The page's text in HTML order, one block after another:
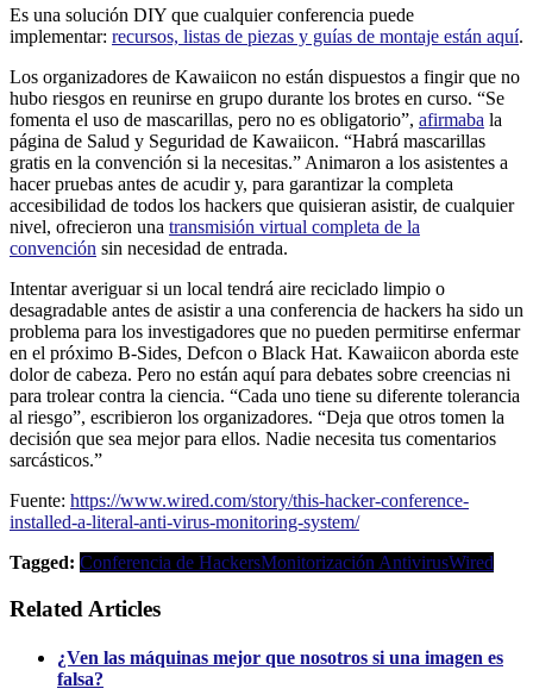
Es una solución DIY que cualquier conferencia puede
implementar: recursos, listas de piezas y guías de montaje están aquí.
Los organizadores de Kawaiicon no están dispuestos a fingir que no
hubo riesgos en reunirse en grupo durante los brotes en curso. “Se
fomenta el uso de mascarillas, pero no es obligatorio”, afirmaba la
página de Salud y Seguridad de Kawaiicon. “Habrá mascarillas
gratis en la convención si la necesitas.” Animaron a los asistentes a
hacer pruebas antes de acudir y, para garantizar la completa
accesibilidad de todos los hackers que quisieran asistir, de cualquier
nivel, ofrecieron una transmisión virtual completa de la
convención sin necesidad de entrada.
Intentar averiguar si un local tendrá aire reciclado limpio o
desagradable antes de asistir a una conferencia de hackers ha sido un
problema para los investigadores que no pueden permitirse enfermar
en el próximo B-Sides, Defcon o Black Hat. Kawaiicon aborda este
dolor de cabeza. Pero no están aquí para debates sobre creencias ni
para trolear contra la ciencia. “Cada uno tiene su diferente tolerancia
al riesgo”, escribieron los organizadores. “Deja que otros tomen la
decisión que sea mejor para ellos. Nadie necesita tus comentarios
sarcásticos.”
Fuente: https://www.wired.com/story/this-hacker-conference-
installed-a-literal-anti-virus-monitoring-system/
Tagged: Conferencia de HackersMonitorización AntivirusWired
Related Articles
¿Ven las máquinas mejor que nosotros si una imagen es
falsa?